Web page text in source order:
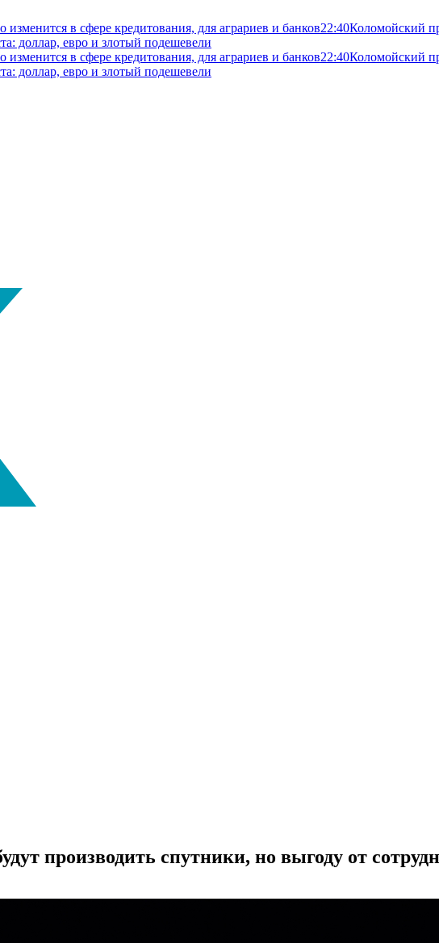
в сфере кредитования, для аграриев и банков22:40Коломойский
доллар, евро и злотый подешевели
в сфере кредитования, для аграриев и банков22:40Коломойский
доллар, евро и злотый подешевели
производить спутники, но выгоду от